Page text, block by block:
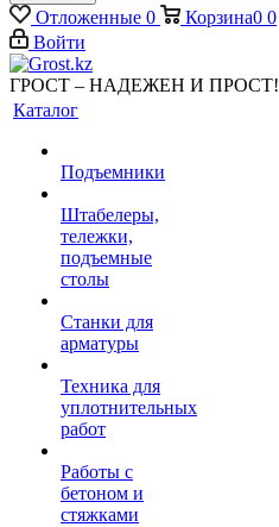
Отложенные 0 Корзина0 0
Войти
ГРОСТ – НАДЕЖЕН И ПРОСТ!
Каталог
Подъемники
Штабелеры,
тележки,
подъемные
столы
Станки для
арматуры
Техника для
уплотнительных
работ
Работы с
бетоном и
стяжками